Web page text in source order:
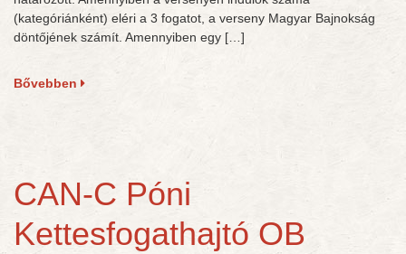
(kategóriánként) eléri a 3 fogatot, a verseny Magyar Bajnokság
döntőjének számít. Amennyiben egy […]
Bővebben
CAN-C Póni
Kettesfogathajtó OB